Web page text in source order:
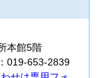
本館5階
019-653-2839